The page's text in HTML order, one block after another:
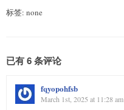
标签: none
已有 6 条评论
fqyopohfsb
March 1st, 2025 at 11:28 am